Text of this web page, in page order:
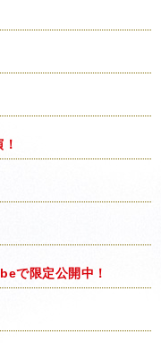
で限定公開中！